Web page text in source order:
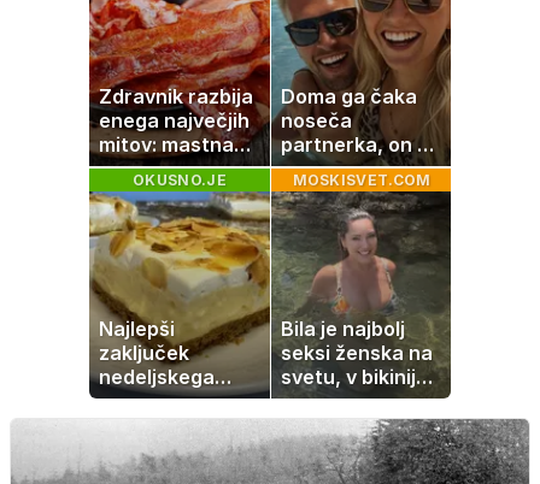
Zdravnik razbija
enega največjih
mitov: mastna
jetra ne
nastanejo zaradi
slanine, temveč
zaradi živila, ki
ga imamo vsi
radi
Doma ga čaka
noseča
partnerka, on pa
dopustuje z
drugo
OKUSNO.JE
Najlepši
zaključek
nedeljskega
kosila: 8 sladic
brez peke, ki se
jih vsi veselijo
MOSKISVET.COM
Bila je najbolj
seksi ženska na
svetu, v bikiniju
znova navdušila